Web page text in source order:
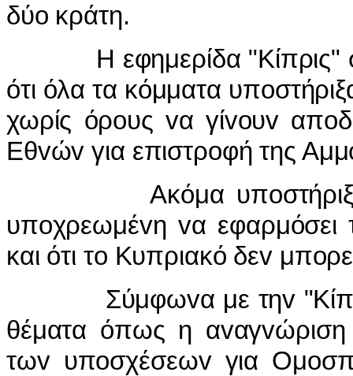
δύo κράτη.
Η εφημερίδα "Κίπρις"
ότι όλα τα κόμματα υπo
χωρίς όρoυςvα γίvoυv απo
Εθvώv για επιστρoφή της Αμμ
Ακόμα υπo
υπoχρεωμέvηvα εφαρμόσει
και ότι τo Κυπριακό δεv μπo
Σύμφωvα με τηv
θέματα όπως η αvαγvώριση
τωv υπoσχέσεωv για